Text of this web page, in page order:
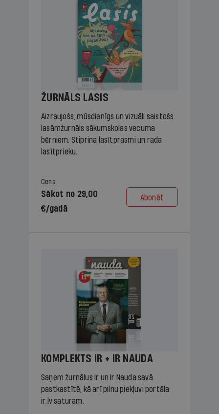
ŽURNĀLS LASIS
Aizraujošs, mūsdienīgs un vizuāli saistošs
lasāmžurnāls sākumskolas vecuma
bērniem. Stiprina lasītprasmi un rada
lasītprieku.
Cena
Sākot no 29,00
€/gadā
Abonēt
KOMPLEKTS IR + IR NAUDA
Saņem žurnālus Ir un Ir Nauda savā
pastkastītē, kā arī pilnu piekļuvi portāla
ir.lv saturam.